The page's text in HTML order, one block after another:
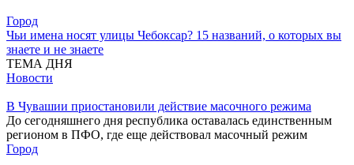
Город
Чьи имена носят улицы Чебоксар? 15 названий, о которых вы
знаете и не знаете
ТЕМА ДНЯ
Новости
В Чувашии приостановили действие масочного режима
До сегодняшнего дня республика оставалась единственным
регионом в ПФО, где еще действовал масочный режим
Город